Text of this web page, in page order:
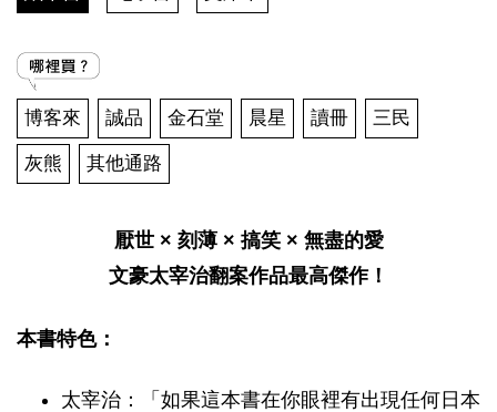
博客來 誠品 金石堂 晨星 讀冊 三民
灰熊 其他通路
厭世 × 刻薄 × 搞笑 × 無盡的愛
文豪太宰治翻案作品最高傑作！
本書特色：
太宰治：「如果這本書在你眼裡有出現任何日本